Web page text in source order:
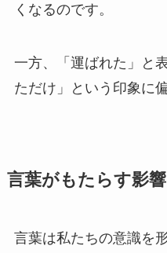
くなるのです。
一方、「運ばれた」と
ただけ」という印象に
言葉がもたらす影響
言葉は私たちの意識を